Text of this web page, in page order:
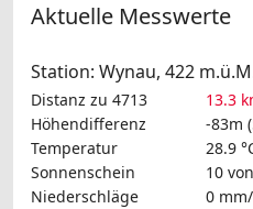
Aktuelle Messwerte
Station: Wynau, 422
Distanz zu 4713
13.3
Höhendifferenz
-83m
Temperatur
28.9
Sonnenschein
10
Niederschläge
0